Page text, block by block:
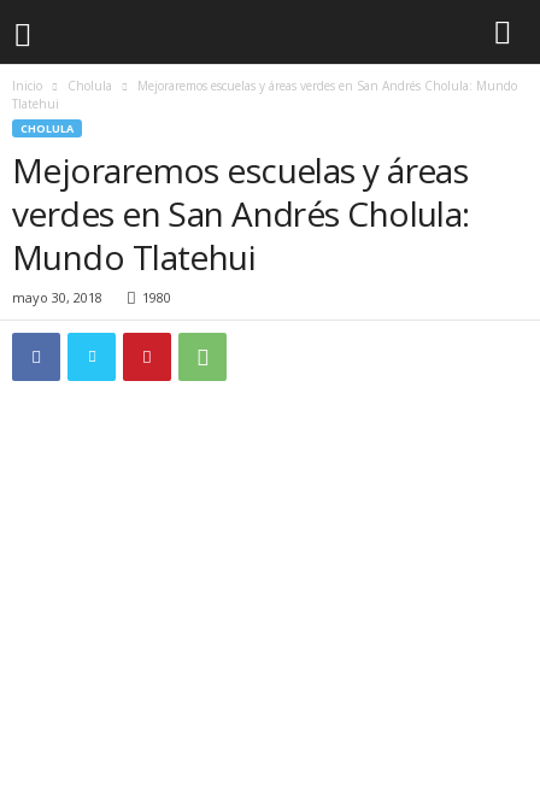
Inicio Cholula
Mejoraremos escuelas y áreas verdes en San Andrés Cholula: Mundo
Tlatehui
CHOLULA
Mejoraremos escuelas y áreas
verdes en San Andrés Cholula:
Mundo Tlatehui
mayo 30, 2018 1980